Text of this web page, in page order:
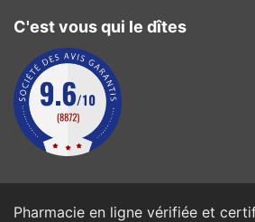
C'est vous qui le dîtes
Pharmacie en ligne vérifiée et